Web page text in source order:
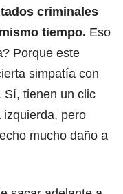
criminales
tiempo. Eso
Porque este
simpatía con
Sí, tienen un clic
izquierda, pero
mucho daño a